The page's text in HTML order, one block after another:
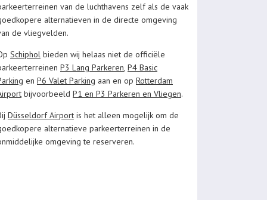
van de luchthavens zelf als de vaak
alternatieven in de directe omgeving
de vliegvelden.
Schiphol bieden wij helaas niet de officiële
P3 Lang Parkeren, P4 Basic
en P6 Valet Parking aan en op Rotterdam
bijvoorbeeld P1 en P3 Parkeren en Vliegen.
Düsseldorf Airport is het alleen mogelijk om de
alternatieve parkeerterreinen in de
omgeving te reserveren.